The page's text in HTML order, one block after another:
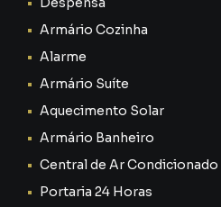
✔ momentos de descanso
Tudo isso trazendo mais
📍 Morada da Colina – Um dos
Volta Redonda
A localização é um dos maiores
Armário Cozinha
Alarme
Armário Suíte
Aquecimento Solar
Armário Banheiro
Central de Ar Condicionado
Portaria 24 Horas